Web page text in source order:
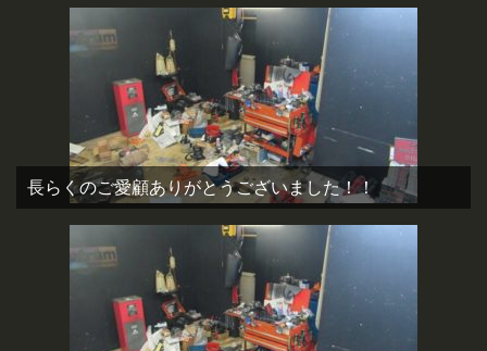
長らくのご愛顧ありがとうございました！！